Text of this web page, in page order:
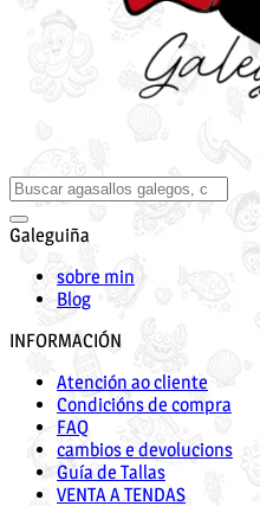
Galeguiña
sobre min
Blog
INFORMACIÓN
Atención ao cliente
Condicións de compra
FAQ
cambios e devolucions
Guía de Tallas
VENTA A TENDAS